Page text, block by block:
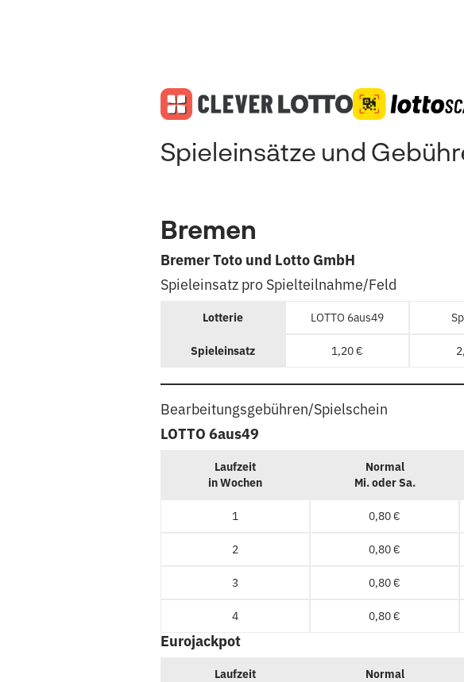
Spieleinsätze und
Bremen
Bremer Toto und Lotto GmbH
Spieleinsatz pro Spielteilnahme/Feld
Lotterie LOTTO 6aus49
Spieleinsatz 1,20 €
Bearbeitungsgebühren/Spielschein
LOTTO 6aus49
Laufzeit
in Wochen
Normal
Mi. oder Sa.
1 0,80 €
2 0,80 €
3 0,80 €
4 0,80 €
Eurojackpot
Laufzeit
Normal